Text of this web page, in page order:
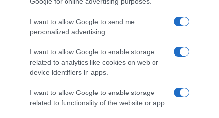
I want to allow Google to send me
personalized advertising.
I want to allow Google to enable storage
related to analytics like cookies on web or
device identifiers in apps.
I want to allow Google to enable storage
related to functionality of the website or app.
Petrolio in calo: Brent a 88.9 dollari, ribassi diffusi tra le
materie prime
Andrea Innocenti · 6 Ago 2026